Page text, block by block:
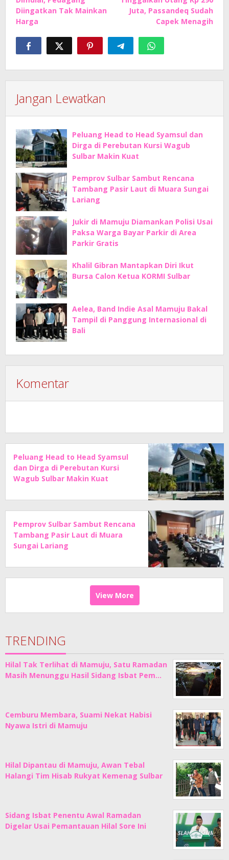
Diingatkan Tak Mainkan
Harga
Juta, Passandeq Sudah
Capek Menagih
Jangan Lewatkan
Peluang Head to Head Syamsul dan
Dirga di Perebutan Kursi Wagub
Sulbar Makin Kuat
Pemprov Sulbar Sambut Rencana
Tambang Pasir Laut di Muara Sungai
Lariang
Jukir di Mamuju Diamankan Polisi Usai
Paksa Warga Bayar Parkir di Area
Parkir Gratis
Khalil Gibran Mantapkan Diri Ikut
Bursa Calon Ketua KORMI Sulbar
Aelea, Band Indie Asal Mamuju Bakal
Tampil di Panggung Internasional di
Bali
Komentar
Peluang Head to Head Syamsul
dan Dirga di Perebutan Kursi
Wagub Sulbar Makin Kuat
Pemprov Sulbar Sambut Rencana
Tambang Pasir Laut di Muara
Sungai Lariang
View More
TRENDING
Hilal Tak Terlihat di Mamuju, Satu Ramadan
Masih Menunggu Hasil Sidang Isbat Pem…
Cemburu Membara, Suami Nekat Habisi
Nyawa Istri di Mamuju
Hilal Dipantau di Mamuju, Awan Tebal
Halangi Tim Hisab Rukyat Kemenag Sulbar
Sidang Isbat Penentu Awal Ramadan
Digelar Usai Pemantauan Hilal Sore Ini